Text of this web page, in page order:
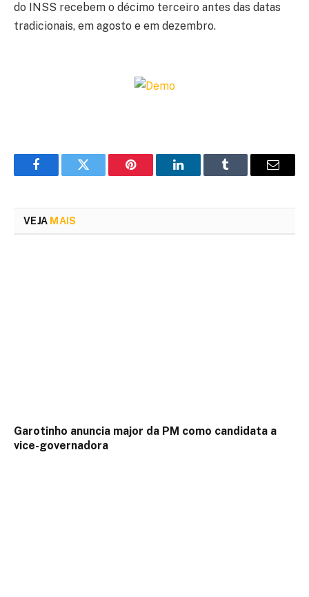
do INSS recebem o décimo terceiro antes das datas
tradicionais, em agosto e em dezembro.
FacebookTwitter Pinterest LinkedInTumblr Email
VEJA MAIS
Garotinho anuncia major da PM como candidata a
vice-governadora